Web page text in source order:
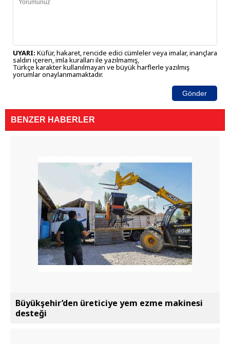
UYARI: Küfür, hakaret, rencide edici cümleler veya imalar, inançlara
saldırı içeren, imla kuralları ile yazılmamış,
Türkçe karakter kullanılmayan ve büyük harflerle yazılmış
yorumlar onaylanmamaktadır.
Gönder
BENZER HABERLER
Büyükşehir’den üreticiye yem ezme makinesi
desteği